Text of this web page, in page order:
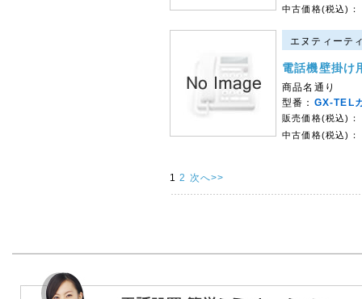
中古価格(税込)：
エヌティーテ
電話機壁掛け
商品名通り
型番： GX-TEL
販売価格(税込)：
中古価格(税込)：
1 2 次へ>>